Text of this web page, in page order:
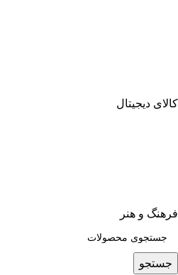
کالای دیجیتال
فرهنگ و هنر
جستجو